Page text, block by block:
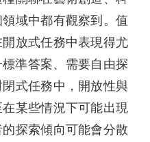
域中都有觀察到。值
放式任務中表現得尤
準答案、需要自由探
式任務中，開放性與
某些情況下可能出現
探索傾向可能會分散